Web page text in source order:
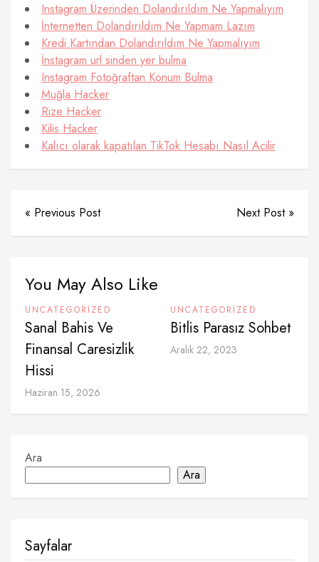
Instagram Üzerinden Dolandırıldım Ne Yapmalıyım
İnternetten Dolandırıldım Ne Yapmam Lazım
Kredi Kartından Dolandırıldım Ne Yapmalıyım
İnstagram url sinden yer bulma
Instagram Fotoğraftan Konum Bulma
Muğla Hacker
Rize Hacker
Kilis Hacker
Kalıcı olarak kapatılan TikTok Hesabı Nasıl Acilir
« Previous Post Next Post »
You May Also Like
UNCATEGORIZED
Sanal Bahis Ve
Finansal Caresizlik
Hissi
Haziran 15, 2026
UNCATEGORIZED
Bitlis Parasız Sohbet
Aralık 22, 2023
Ara
Ara
Sayfalar